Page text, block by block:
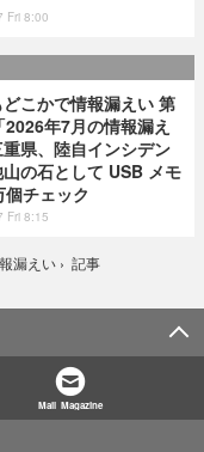
Fri 8:00
こかで情報漏えい 第
2026年7月の情報漏え
県、陸自インシデン
山の石として USB メモ
個チェック
Fri 8:15
漏えい › 記事
Mail Magazine